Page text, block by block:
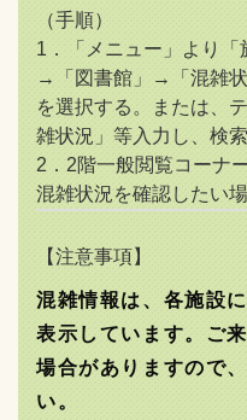
（手順）
1．「メニュー」より
→「図書館」→「混雑
を選択する。または、
雑状況」等入力し、検索
2．2階一般閲覧コーナ
混雑状況を確認したい
【注意事項】
混雑情報は、各施設
表示しています。ご
場合がありますので
い。